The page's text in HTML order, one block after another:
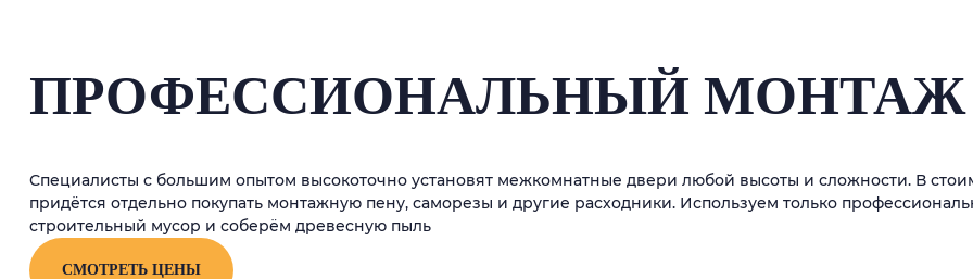
ПРОФЕССИОНАЛЬНЫЙ МОНТАЖ
Специалисты с большим опытом высокоточно установят межкомнатные двери любой высоты и сложности. В
придётся отдельно покупать монтажную пену, саморезы и другие расходники. Используем только
строительный мусор и соберём древесную пыль
СМОТРЕТЬ ЦЕНЫ